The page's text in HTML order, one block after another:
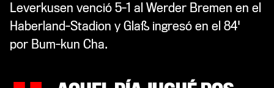
Leverkusen venció 5-1 al Werder Bremen en el
Haberland-Stadion y Glaß ingresó en el 84'
por Bum-kun Cha.
„